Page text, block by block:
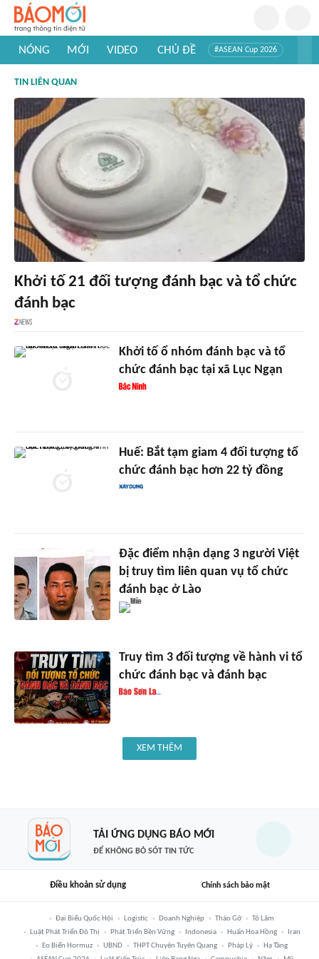
NÓNG MỚI VIDEO CHỦ ĐỀ #ASEAN Cup 2026
#Khám phá thế giới
TIN LIÊN QUAN
Khởi tố 21 đối tượng đánh bạc và tổ chức
đánh bạc
Khởi tố ổ nhóm đánh bạc và tổ
chức đánh bạc tại xã Lục Ngạn
Huế: Bắt tạm giam 4 đối tượng tổ
chức đánh bạc hơn 22 tỷ đồng
Đặc điểm nhận dạng 3 người Việt
bị truy tìm liên quan vụ tổ chức
đánh bạc ở Lào
Truy tìm 3 đối tượng về hành vi tổ
chức đánh bạc và đánh bạc
XEM THÊM
TẢI ỨNG DỤNG BÁO MỚI
ĐỂ KHÔNG BỎ SÓT TIN TỨC
Điều khoản sử dụng Chính sách bảo mật
Đại Biểu Quốc Hội Logistic Doanh Nghiệp Tháo Gỡ
Tô Lâm
Luật Phát Triển Đô Thị
Phát Triển Bền Vững Indonesia Huấn Hoa Hồng
Iran
Eo Biển Hormuz
UBND THPT Chuyên Tuyên Quang Pháp Lý
Hạ Tầng